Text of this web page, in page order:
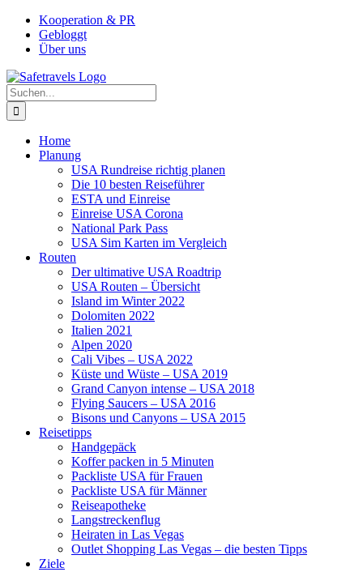
Zum
Inhalt
springen
Facebook
Instagram
YouTube
PinterestKooperation & PR
Gebloggt
Über uns
Suche
nach:
Home
Planung
USA Rundreise richtig planen
Die 10 besten Reiseführer
ESTA und Einreise
Einreise USA Corona
National Park Pass
USA Sim Karten im Vergleich
Routen
Der ultimative USA Roadtrip
USA Routen – Übersicht
Island im Winter 2022
Dolomiten 2022
Italien 2021
Alpen 2020
Cali Vibes – USA 2022
Küste und Wüste – USA 2019
Grand Canyon intense – USA 2018
Flying Saucers – USA 2016
Bisons und Canyons – USA 2015
Reisetipps
Handgepäck
Koffer packen in 5 Minuten
Packliste USA für Frauen
Packliste USA für Männer
Reiseapotheke
Langstreckenflug
Heiraten in Las Vegas
Outlet Shopping Las Vegas – die besten Tipps
Ziele